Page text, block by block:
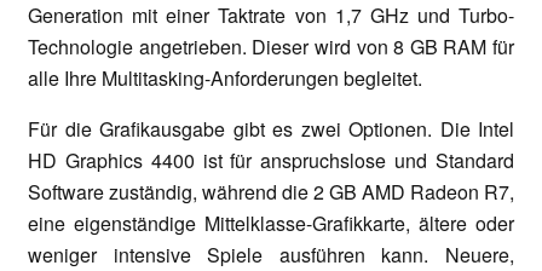
Generation mit einer Taktrate von 1,7 GHz und Turbo-
Technologie angetrieben. Dieser wird von 8 GB RAM für
alle Ihre Multitasking-Anforderungen begleitet.
Für die Grafikausgabe gibt es zwei Optionen. Die Intel
HD Graphics 4400 ist für anspruchslose und Standard
Software zuständig, während die 2 GB AMD Radeon R7,
eine eigenständige Mittelklasse-Grafikkarte, ältere oder
weniger intensive Spiele ausführen kann. Neuere,